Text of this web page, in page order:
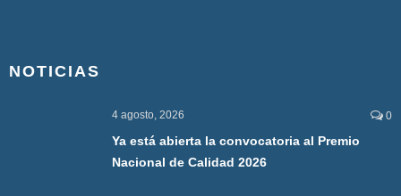
NOTICIAS
4 agosto, 2026 0
Ya está abierta la convocatoria al Premio
Nacional de Calidad 2026